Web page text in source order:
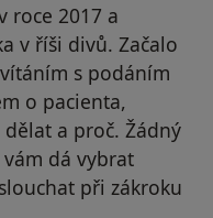
roce 2017 a
v říši divů. Začalo
s podáním
o pacienta,
a proč. Žádný
dá vybrat
při zákroku